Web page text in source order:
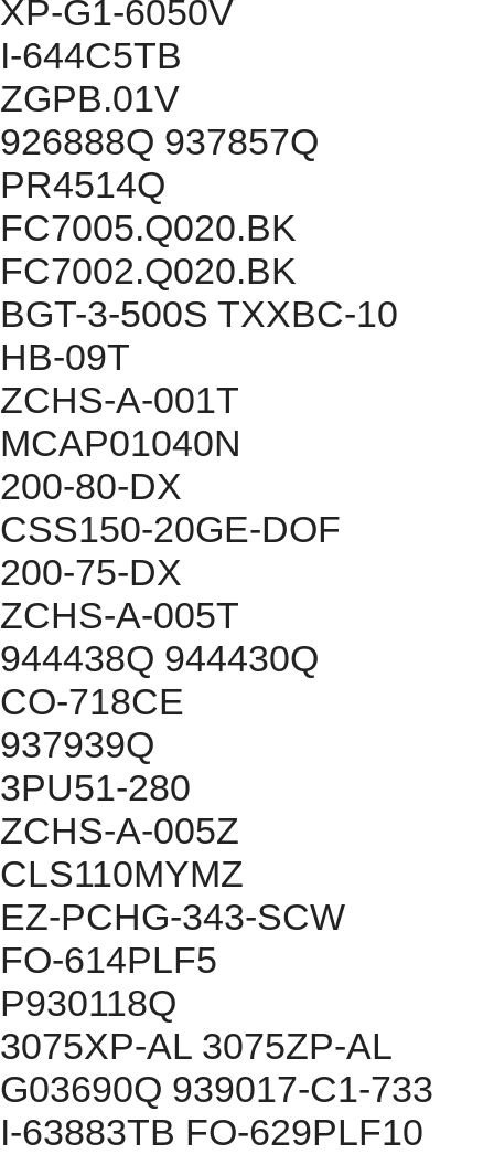
XP-G1-6050V
I-644C5TB
ZGPB.01V
926888Q 937857Q
PR4514Q
FC7005.Q020.BK
FC7002.Q020.BK
BGT-3-500S TXXBC-10
HB-09T
ZCHS-A-001T
MCAP01040N
200-80-DX
CSS150-20GE-DOF
200-75-DX
ZCHS-A-005T
944438Q 944430Q
CO-718CE
937939Q
3PU51-280
ZCHS-A-005Z
CLS110MYMZ
EZ-PCHG-343-SCW
FO-614PLF5
P930118Q
3075XP-AL 3075ZP-AL
G03690Q 939017-C1-733
I-63883TB FO-629PLF10